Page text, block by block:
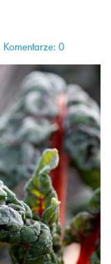
Komentarze: 0